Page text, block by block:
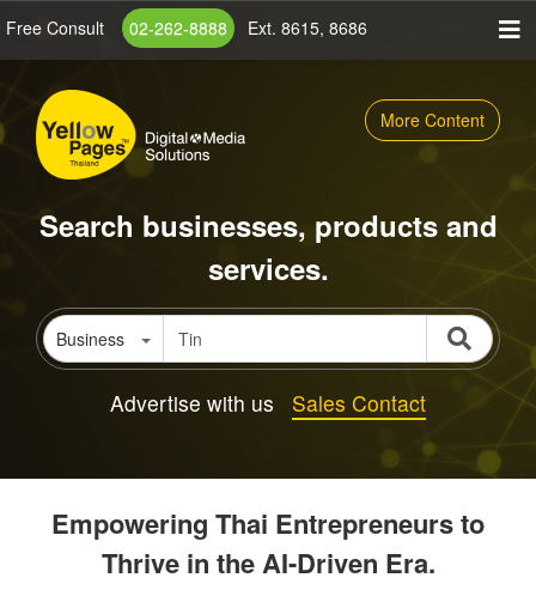
content
Free Consult 02-262-8888 Ext. 8615, 8686
More Content
Search businesses, products and
services.
Business
Advertise with us Sales Contact
Empowering Thai Entrepreneurs to
Thrive in the AI-Driven Era.